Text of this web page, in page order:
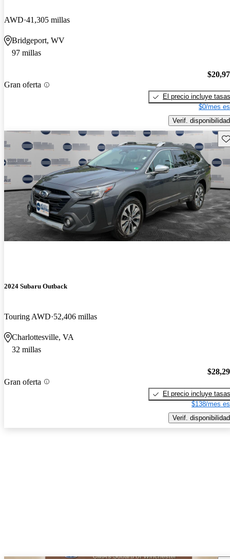
AWD 41,305 millas
Bridgeport, WV
97 millas
Gran oferta
El precio incluye tasas
$0/mes
Verif. disponibilidad
2024 Subaru Outback
Touring AWD 52,406 millas
Charlottesville, VA
32 millas
Gran oferta
El precio incluye tasas
$138/mes
Verif. disponibilidad